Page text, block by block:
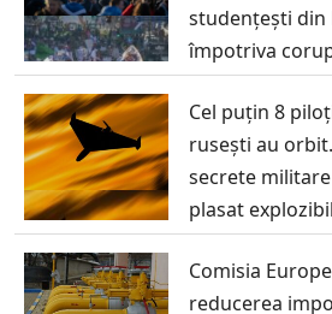
studențești din
împotriva
Cel puțin 8
rusești au
secrete
plasat
Comisia
reducerea